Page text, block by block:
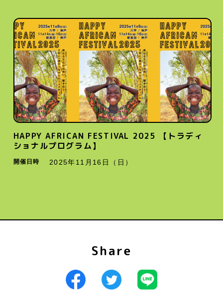
HAPPY AFRICAN FESTIVAL 2025 【トラディ
ショナルプログラム】
開催日時 2025年11月16日（日）
Share